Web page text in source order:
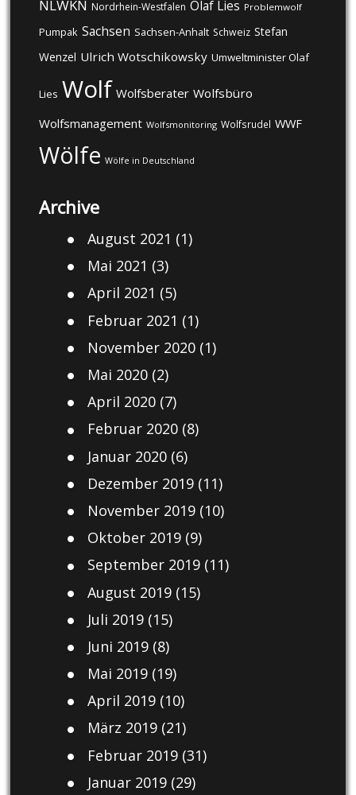
NLWKN Nordrhein-Westfalen Olaf Lies Problemwolf
Pumpak Sachsen Sachsen-Anhalt Schweiz Stefan
Wenzel Ulrich Wotschikowsky Umweltminister Olaf
Lies Wolf Wolfsberater Wolfsbüro
Wolfsmanagement Wolfsmonitoring Wolfsrudel WWF
Wölfe Wölfe in Deutschland
Archive
August 2021 (1)
Mai 2021 (3)
April 2021 (5)
Februar 2021 (1)
November 2020(1)
Mai 2020(2)
April 2020(7)
Februar 2020(8)
Januar 2020(6)
Dezember 2019(11)
November 2019(10)
Oktober 2019(9)
September 2019(11)
August 2019(15)
Juli 2019(15)
Juni 2019(8)
Mai 2019(19)
April 2019(10)
März 2019(21)
Februar 2019(31)
Januar 2019(29)